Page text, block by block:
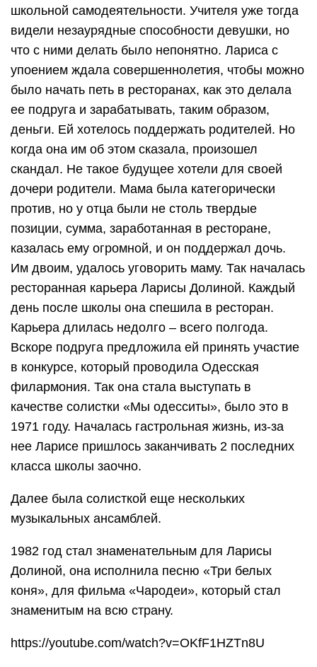
школьной самодеятельности. Учителя уже тогда
видели незаурядные способности девушки, но
что с ними делать было непонятно. Лариса с
упоением ждала совершеннолетия, чтобы можно
было начать петь в ресторанах, как это делала
ее подруга и зарабатывать, таким образом,
деньги. Ей хотелось поддержать родителей. Но
когда она им об этом сказала, произошел
скандал. Не такое будущее хотели для своей
дочери родители. Мама была категорически
против, но у отца были не столь твердые
позиции, сумма, заработанная в ресторане,
казалась ему огромной, и он поддержал дочь.
Им двоим, удалось уговорить маму. Так началась
ресторанная карьера Ларисы Долиной. Каждый
день после школы она спешила в ресторан.
Карьера длилась недолго – всего полгода.
Вскоре подруга предложила ей принять участие
в конкурсе, который проводила Одесская
филармония. Так она стала выступать в
качестве солистки «Мы одесситы», было это в
1971 году. Началась гастрольная жизнь, из-за
нее Ларисе пришлось заканчивать 2 последних
класса школы заочно.
Далее была солисткой еще нескольких
музыкальных ансамблей.
1982 год стал знаменательным для Ларисы
Долиной, она исполнила песню «Три белых
коня», для фильма «Чародеи», который стал
знаменитым на всю страну.
https://youtube.com/watch?v=OKfF1HZTn8U